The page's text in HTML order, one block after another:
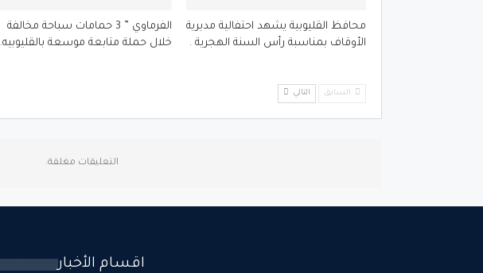
محافظ القليوبية يشهد احتفالية مديرية
الأوقاف بمناسبة رأس السنة الهجرية .
الفرماوي ” 3 حمامات سباحة مخالفة
خلال حملة متابعة موسعة بالقليوبيه.
السابق التالي
التعليقات مغلقة.
اقسام الأخبار